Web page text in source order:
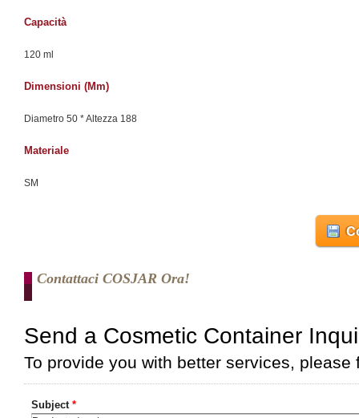
Capacità
120 ml
Dimensioni (mm)
Diametro 50 * Altezza 188
Materiale
SM
Contattaci COSJAR Ora!